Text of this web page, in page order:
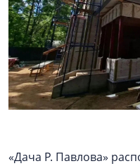
«Дача Р. Павлова»